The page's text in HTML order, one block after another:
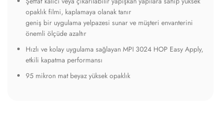
opaklık filmi, kaplamaya olanak tanır
geniş bir uygulama yelpazesi sunar ve müşteri envanterini
önemli ölçüde azaltır
Hızlı ve kolay uygulama sağlayan MPI 3024 HOP Easy Apply,
etkili kapatma performansı
95 mikron mat beyaz yüksek opaklık